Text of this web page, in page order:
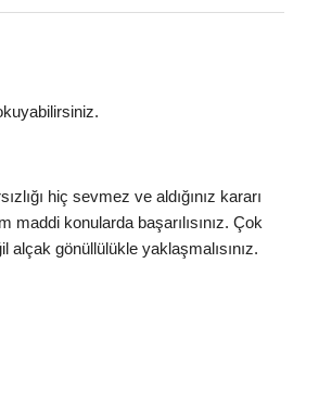
hiç sevmez ve aldığınız kararı
konularda başarılısınız. Çok
gönüllülükle yaklaşmalısınız.